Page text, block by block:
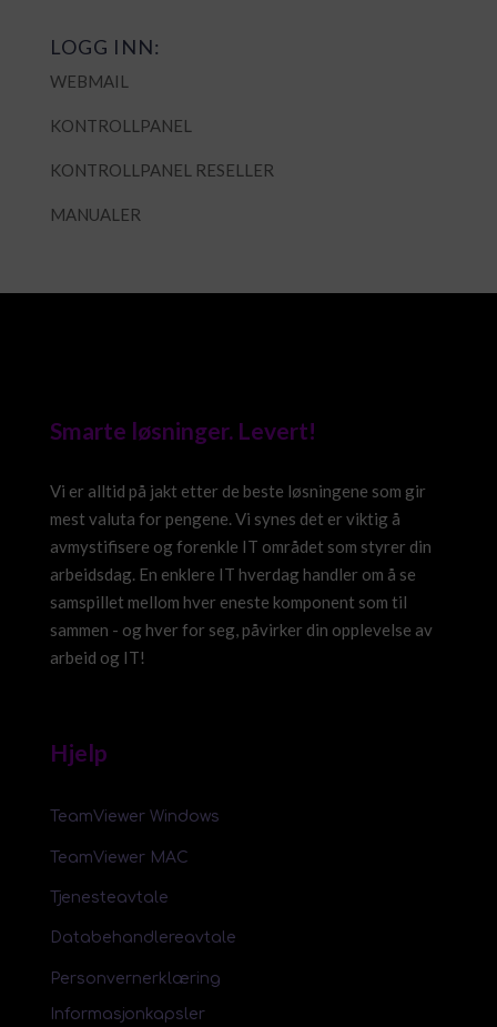
LOGG INN:
WEBMAIL
KONTROLLPANEL
KONTROLLPANEL RESELLER
MANUALER
Smarte løsninger. Levert!
Vi er alltid på jakt etter de beste løsningene som gir
mest valuta for pengene. Vi synes det er viktig å
avmystifisere og forenkle IT området som styrer din
arbeidsdag. En enklere IT hverdag handler om å se
samspillet mellom hver eneste komponent som til
sammen - og hver for seg, påvirker din opplevelse av
arbeid og IT!
Hjelp
TeamViewer Windows
TeamViewer MAC
Tjenesteavtale
Databehandlereavtale
Personvernerklæring
Informasjonkapsler